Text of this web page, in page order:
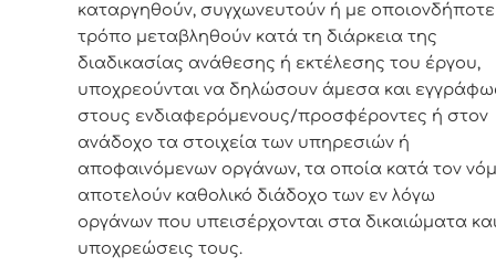
καταργηθούν, συγχωνευτούν ή με οποιονδήποτε
τρόπο μεταβληθούν κατά τη διάρκεια της
διαδικασίας ανάθεσης ή εκτέλεσης του έργου,
υποχρεούνται να δηλώσουν άμεσα και
στους ενδιαφερόμενους/προσφέροντες ή στον
ανάδοχο τα στοιχεία των υπηρεσιών ή
αποφαινόμενων οργάνων, τα οποία κατά τον
αποτελούν καθολικό διάδοχο των εν λόγω
οργάνων που υπεισέρχονται στα δικαιώματα
υποχρεώσεις τους.